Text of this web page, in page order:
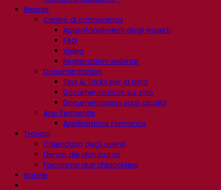
Risorse
Centro di conoscenza
Approfondimenti degli esperti
FAQ
Video
Registrazioni webinar
Documentazioni
Tips & Tricks per la birra
Documentazione sul vino
Documentazioni sugli alcolici
App Fermentis
Applicazione Fermentis
Trovaci
Calendario degli eventi
Elenco dei distributori
Facciamo due chiacchiere
Notizie